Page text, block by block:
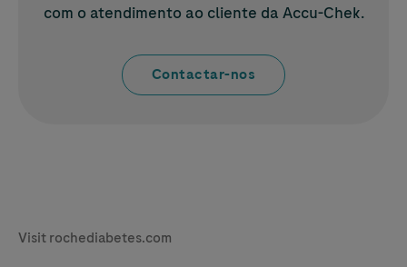
com o atendimento ao cliente da Accu-Chek.
Contactar-nos
Legal & Privacy
Visit rochediabetes.com